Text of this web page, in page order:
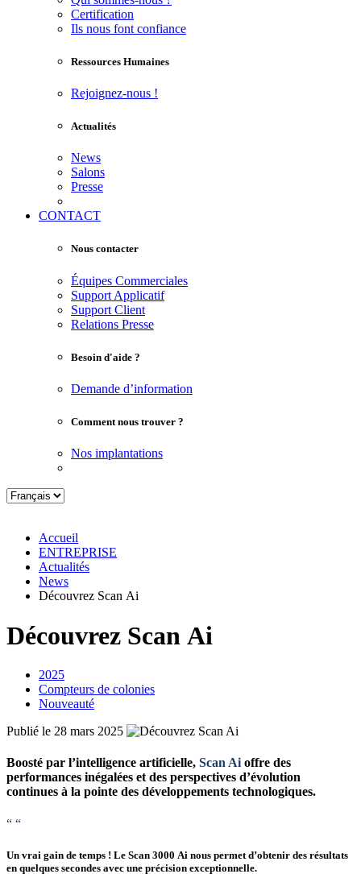
Certification
Ils nous font confiance
Ressources Humaines
Rejoignez-nous !
Actualités
News
Salons
Presse
CONTACT
Nous contacter
Équipes Commerciales
Support Applicatif
Support Client
Relations Presse
Besoin d'aide ?
Demande d’information
Comment nous trouver ?
Nos implantations
Accueil
ENTREPRISE
Actualités
News
Découvrez Scan Ai
Découvrez Scan Ai
2025
Compteurs de colonies
Nouveauté
Publié le 28 mars 2025
Boosté par l’intelligence artificielle, Scan Aioffre des
performances inégalées et des perspectives d’évolution
continues à la pointe des développements technologiques.
“ “
Un vrai gain de temps ! Le Scan 3000 Ai nous permet d’obtenir des résultats
en quelques secondes avec une précision exceptionnelle.